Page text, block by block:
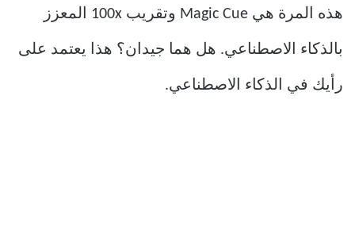
هذه المرة هي Magic Cue وتقريب 100x المعزز
بالذكاء الاصطناعي. هل هما جيدان؟ هذا يعتمد على
رأيك في الذكاء الاصطناعي.